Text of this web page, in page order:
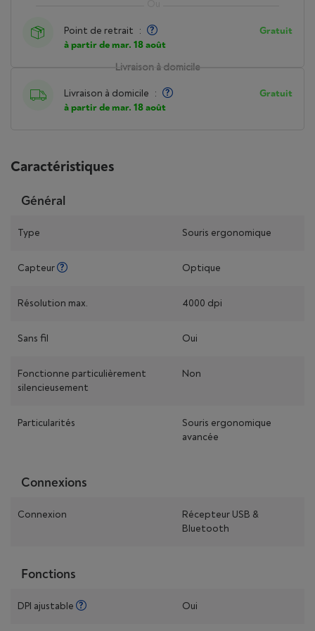
Livraison à domicile
Livraison à domicile :
à partir de mar. 18 août
Gratuit
Point de retrait :
à partir de mar. 18 août
Gratuit
Caractéristiques
Général
Type Souris ergonomique
Capteur Optique
Résolution max. 4000 dpi
Sans fil Oui
Fonctionne particulièrement
silencieusement
Non
Particularités
Souris ergonomique
avancée
Connexions
Connexion
Récepteur USB &
Bluetooth
Fonctions
DPI ajustable Oui